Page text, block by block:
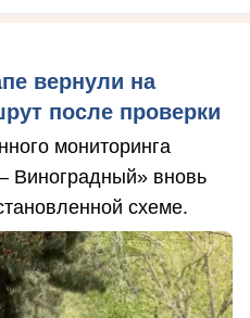
вернули на
после проверки
мониторинга
вновь
схеме.